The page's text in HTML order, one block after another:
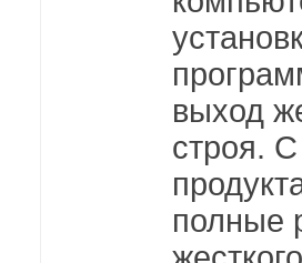
выход
строя.
полные